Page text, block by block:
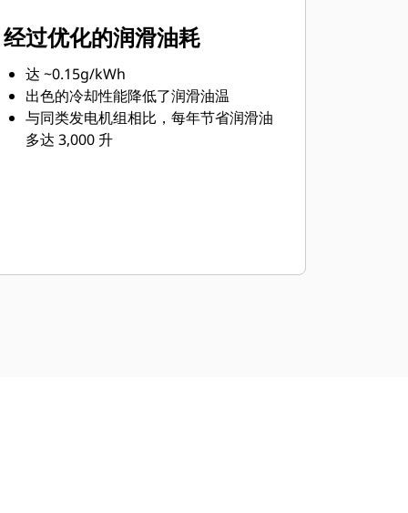
经过优化的润滑油耗
达 ~0.15g/kWh
出色的冷却性能降低了润滑油温
与同类发电机组相比，每年节省润滑油
多达 3,000 升